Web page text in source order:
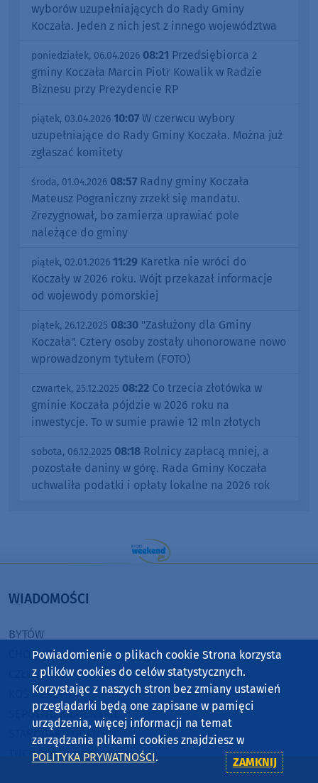
wyborów uzupełniających do Rady Gminy
Koczała. Jeden z nich jest z innego województwa
poniedziałek, 06.04.2026 08:21 Przedsiębiorca z
gminy Koczała Marcin Piotr Kowalik w Radzie
Biznesu przy Prezydencie RP
piątek, 03.04.2026 10:07 W czerwcu wybory
uzupełniające do Rady Gminy Koczała. Można już
zgłaszać komitety
środa, 01.04.2026 08:57 Radny gminy Koczała
Mateusz Pograniczny zrzekł się mandatu.
Zrezygnował, bo zamierza uprawiać pole
należące do gminy
piątek, 02.01.2026 11:29 Karetka nie wróci do
Koczały w 2026 roku. Wójt przekazał informacje
od wojewody pomorskiej
piątek, 26.12.2025 08:30 "Zasłużony dla Gminy
Koczała". Cztery osoby zostały uhonorowane nowo
wprowadzonym tytułem (FOTO)
czwartek, 25.12.2025 08:22 Co trzecia złotówka w
gminie Koczała pójdzie w 2026 roku na
inwestycje. To w sumie prawie 12 mln złotych
sobota, 06.12.2025 08:18 Rolnicy zapłacą mniej, a
pozostałe daniny w górę. Rada Gminy Koczała
uchwaliła podatki i opłaty lokalne na 2026 rok
WIADOMOŚCI
BYTÓW
CHOJNICE
CZŁUCHÓW
KOŚCIERZYNA
SĘPÓLNO KRAJEŃSKIE
STAROGARD GDAŃSKI
TUCHOLA
Powiadomienie o plikach cookie Strona korzysta
z plików cookies do celów statystycznych.
Korzystając z naszych stron bez zmiany ustawień
przeglądarki będą one zapisane w pamięci
urządzenia, więcej informacji na temat
zarządzania plikami cookies znajdziesz w
POLITYKA PRYWATNOŚCI. ZAMKNIJ